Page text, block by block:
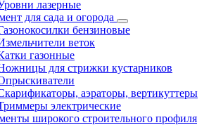
лазерные
для сада и огорода
бензиновые
веток
газонные
для стрижки кустарников
аэраторы, вертикуттеры
электрические
широкого строительного профиля